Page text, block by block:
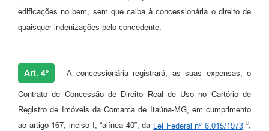
edificações no bem, sem que caiba à concessionária o direito de
quaisquer indenizações pelo concedente.
Art. 4º A concessionária registrará, as suas expensas, o
Contrato de Concessão de Direito Real de Uso no Cartório de
Registro de Imóveis da Comarca de Itaúna-MG, em cumprimento
ao artigo 167, inciso I, “alínea 40”, da Lei Federal nº 6.015/1973
,